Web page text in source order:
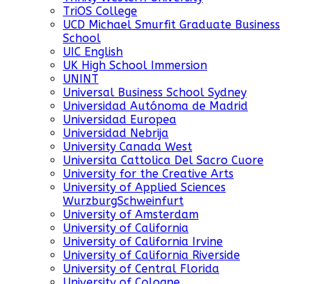
TriOS College
UCD Michael Smurfit Graduate Business
School
UIC English
UK High School Immersion
UNINT
Universal Business School Sydney
Universidad Autónoma de Madrid
Universidad Europea
Universidad Nebrija
University Canada West
Universita Cattolica Del Sacro Cuore
University for the Creative Arts
University of Applied Sciences
WurzburgSchweinfurt
University of Amsterdam
University of California
University of California Irvine
University of California Riverside
University of Central Florida